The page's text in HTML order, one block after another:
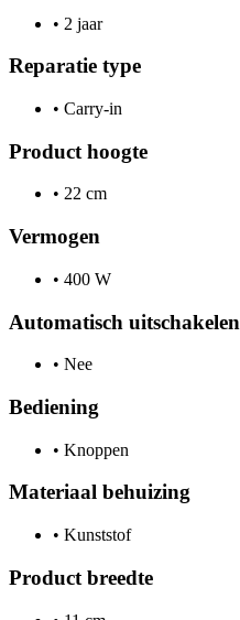
• 2 jaar
Reparatie type
• Carry-in
Product hoogte
• 22 cm
Vermogen
• 400 W
Automatisch uitschakelen
• Nee
Bediening
• Knoppen
Materiaal behuizing
• Kunststof
Product breedte